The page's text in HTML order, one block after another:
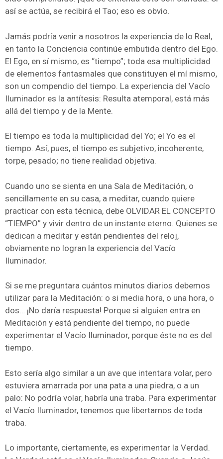
así se actúa, se recibirá el Tao; eso es obvio.
Jamás podría venir a nosotros la experiencia de lo Real,
en tanto la Conciencia continúe embutida dentro del Ego.
El Ego, en sí mismo, es “tiempo”; toda esa multiplicidad
de elementos fantasmales que constituyen el mí mismo,
son un compendio del tiempo. La experiencia del Vacío
Iluminador es la antítesis: Resulta atemporal, está más
allá del tiempo y de la Mente.
El tiempo es toda la multiplicidad del Yo; el Yo es el
tiempo. Así, pues, el tiempo es subjetivo, incoherente,
torpe, pesado; no tiene realidad objetiva.
Cuando uno se sienta en una Sala de Meditación, o
sencillamente en su casa, a meditar, cuando quiere
practicar con esta técnica, debe OLVIDAR EL CONCEPTO
“TIEMPO” y vivir dentro de un instante eterno. Quienes se
dedican a meditar y están pendientes del reloj,
obviamente no logran la experiencia del Vacío
Iluminador.
Si se me preguntara cuántos minutos diarios debemos
utilizar para la Meditación: o si media hora, o una hora, o
dos… ¡No daría respuesta! Porque si alguien entra en
Meditación y está pendiente del tiempo, no puede
experimentar el Vacío Iluminador, porque éste no es del
tiempo.
Esto sería algo similar a un ave que intentara volar, pero
estuviera amarrada por una pata a una piedra, o a un
palo: No podría volar, habría una traba. Para experimentar
el Vacío Iluminador, tenemos que libertarnos de toda
traba.
Lo importante, ciertamente, es experimentar la Verdad.